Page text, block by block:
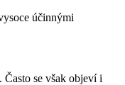
účinnými
se však objeví i